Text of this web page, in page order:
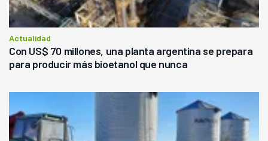
Actualidad
Con US$ 70 millones, una planta argentina se prepara
para producir más bioetanol que nunca